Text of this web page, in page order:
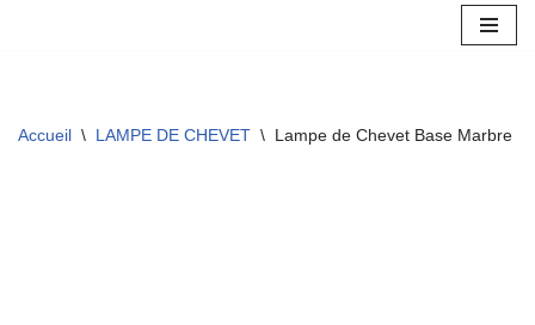
Accueil \ LAMPE DE CHEVET \ Lampe de Chevet Base Marbre